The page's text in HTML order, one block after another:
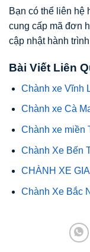
Bạn có thể liên hệ
cung cấp mã đơn
cập nhật hành
Bài Viết Liên
Chành xe Vĩnh
Chành xe Cà
Chành xe miền
Chành Xe Bến
CHÀNH XE
Chành Xe Bắc